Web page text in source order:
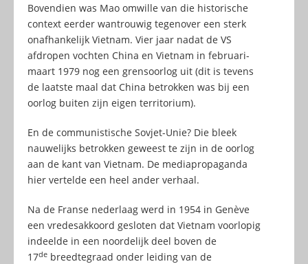
Bovendien was Mao omwille van die historische
context eerder wantrouwig tegenover een sterk
onafhankelijk Vietnam. Vier jaar nadat de VS
afdropen vochten China en Vietnam in februari-
maart 1979 nog een grensoorlog uit (dit is tevens
de laatste maal dat China betrokken was bij een
oorlog buiten zijn eigen territorium).
En de communistische Sovjet-Unie? Die bleek
nauwelijks betrokken geweest te zijn in de oorlog
aan de kant van Vietnam. De mediapropaganda
hier vertelde een heel ander verhaal.
Na de Franse nederlaag werd in 1954 in Genève
een vredesakkoord gesloten dat Vietnam voorlopig
indeelde in een noordelijk deel boven de
17de breedtegraad onder leiding van de